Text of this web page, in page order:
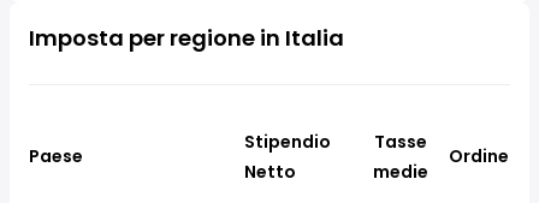
Imposta per regione in Italia
Paese
Stipendio
Netto
Tasse
medie
Ordine